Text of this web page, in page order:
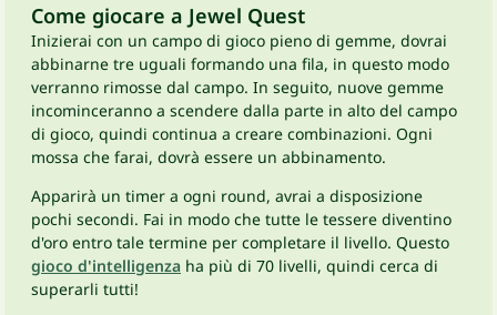
Come giocare a Jewel Quest
Inizierai con un campo di gioco pieno di gemme, dovrai
abbinarne tre uguali formando una fila, in questo modo
verranno rimosse dal campo. In seguito, nuove gemme
incominceranno a scendere dalla parte in alto del campo
di gioco, quindi continua a creare combinazioni. Ogni
mossa che farai, dovrà essere un abbinamento.
Apparirà un timer a ogni round, avrai a disposizione
pochi secondi. Fai in modo che tutte le tessere diventino
d'oro entro tale termine per completare il livello. Questo
gioco d'intelligenza ha più di 70 livelli, quindi cerca di
superarli tutti!